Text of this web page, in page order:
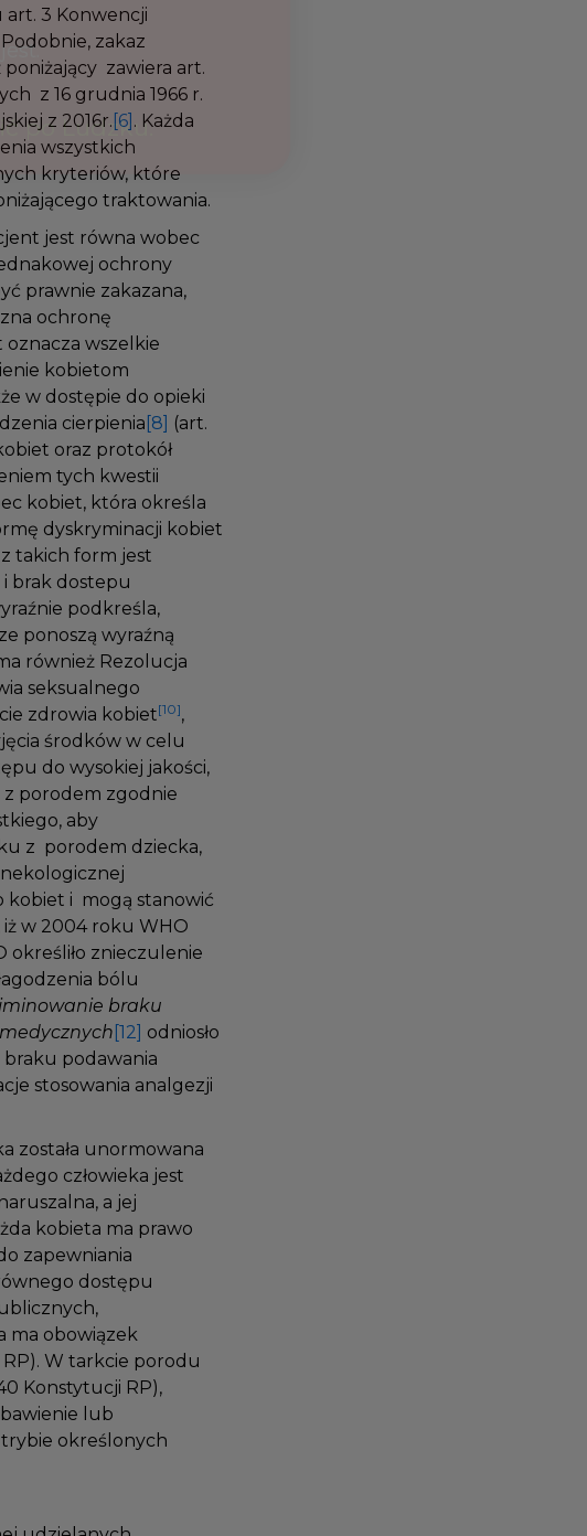
3 Konwencji
zakaz
zawiera art.
z 16 grudnia 1966 r.
z 2016r.[6] . Każda
wszystkich
kryteriów, które
traktowania.
jest równa wobec
ochrony
prawnie zakazana,
ochronę
oznacza wszelkie
kobietom
w dostępie do opieki
cierpienia[8](art.
oraz protokół
tych kwestii
kobiet, która określa
dyskryminacji kobiet
takich form jest
i brak dostepu
podkreśla,
ponoszą wyraźną
również Rezolucja
seksualnego
zdrowia kobiet[10]
środków w celu
do wysokiej jakości,
z porodem zgodnie
aby
z porodem dziecka,
kobiet i mogą stanowić
w 2004 roku WHO
określiło znieczulenie
bólu
braku
medycznych[12]odniosło
braku podawania
stosowania analgezji
została unormowana
człowieka jest
a jej
kobieta ma prawo
zapewniania
dostępu
ma obowiązek
W tarkcie porodu
Konstytucji RP),
lub
trybie określonych